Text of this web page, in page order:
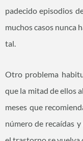
padecido episodios
muchos casos nunca
tal.
Otro problema
que la mitad de ellos
meses que
número de recaídas